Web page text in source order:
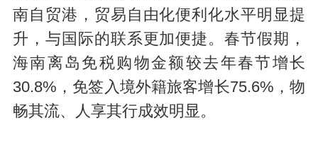
南自贸港，贸易自由化便利化水平明显提
升，与国际的联系更加便捷。春节假期，
海南离岛免税购物金额较去年春节增长
30.8%，免签入境外籍旅客增长75.6%，物
畅其流、人享其行成效明显。